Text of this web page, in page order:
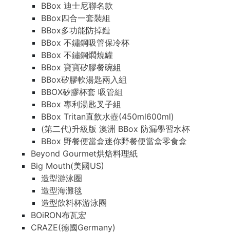
BBox 迪士尼聯名款
BBox四合一套裝組
BBox多功能防掉鏈
BBox 不鏽鋼吸管保冷杯
BBox 不鏽鋼燜燒罐
BBox 寶寶矽膠餐碗組
BBox矽膠軟湯匙兩入組
BBOX矽膠杯套 吸管組
BBox 專利湯匙叉子組
BBox Tritan直飲水壺(450ml600ml)
(第二代)升級版 澳洲 BBox 防漏學習水杯
BBox 野餐便當盒迷你野餐便當盒零食盒
Beyond Gourmet烘焙料理紙
Big Mouth(美國US)
造型游泳圈
造型海灘毯
造型飲料杯游泳圈
BOiRON布瓦宏
CRAZE(德國Germany)